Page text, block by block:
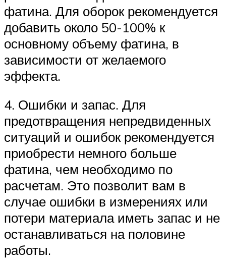
фатина. Для оборок рекомендуется
добавить около 50-100% к
основному объему фатина, в
зависимости от желаемого
эффекта.
4. Ошибки и запас. Для
предотвращения непредвиденных
ситуаций и ошибок рекомендуется
приобрести немного больше
фатина, чем необходимо по
расчетам. Это позволит вам в
случае ошибки в измерениях или
потери материала иметь запас и не
останавливаться на половине
работы.